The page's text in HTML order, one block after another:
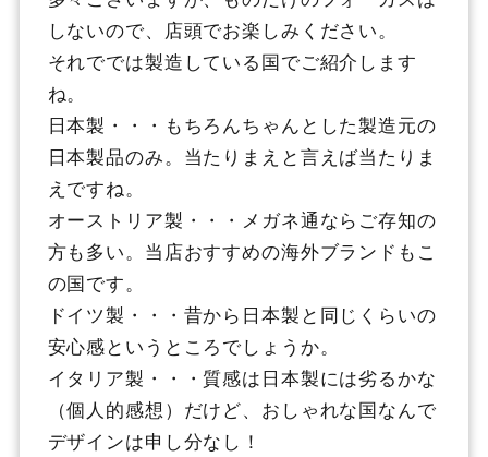
しないので、店頭でお楽しみください。
それででは製造している国でご紹介します
ね。
日本製・・・もちろんちゃんとした製造元の
日本製品のみ。当たりまえと言えば当たりま
えですね。
オーストリア製・・・メガネ通ならご存知の
方も多い。当店おすすめの海外ブランドもこ
の国です。
ドイツ製・・・昔から日本製と同じくらいの
安心感というところでしょうか。
イタリア製・・・質感は日本製には劣るかな
（個人的感想）だけど、おしゃれな国なんで
デザインは申し分なし！